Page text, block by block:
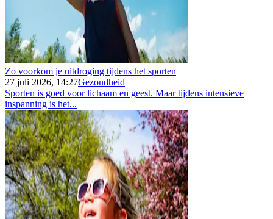
Zo voorkom je uitdroging tijdens het sporten
27 juli 2026, 14:27Gezondheid
Sporten is goed voor lichaam en geest. Maar tijdens intensieve
inspanning is het...